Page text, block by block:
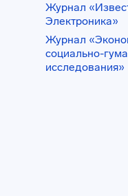
Журнал
Электроника»
Журнал
социально-
исследования»